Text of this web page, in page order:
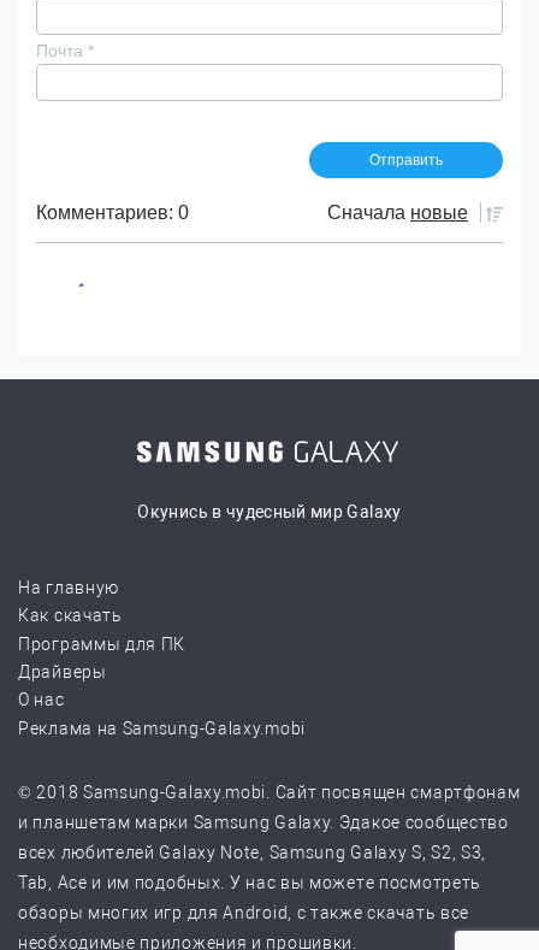
Почта *
Комментариев: 0 Сначала новые
Окунись в чудесный мир Galaxy
На главную
Как скачать
Программы для ПК
Драйверы
О нас
Реклама на Samsung-Galaxy.mobi
© 2018 Samsung-Galaxy.mobi. Сайт посвящен смартфонам
и планшетам марки Samsung Galaxy. Эдакое сообщество
всех любителей Galaxy Note, Samsung Galaxy S, S2, S3,
Tab, Ace и им подобных. У нас вы можете посмотреть
обзоры многих игр для Android, с также скачать все
необходимые приложения и прошивки.